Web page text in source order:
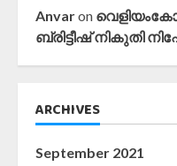
Anvaron
ബ്രിട്ടീഷ് നികുതി
ARCHIVES
September 2021